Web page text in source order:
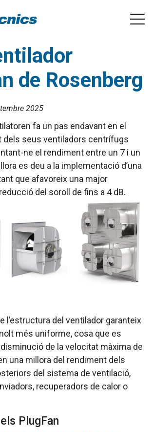
de Rosenberg
2025
fa un pas endavant en el
dels seus ventiladors centrífugs
ne el rendiment entre un 7 i un
es deu a la implementació d’una
que afavoreix una major
del soroll de fins a 4 dB.
l’estructura del ventilador garanteix
més uniforme, cosa que es
de la velocitat màxima de
una millora del rendiment dels
del sistema de ventilació,
recuperadors de calor o
PlugFan